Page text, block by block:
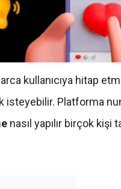
kullanıcıya hitap
isteyebilir. Platforma
nasıl yapılır birçok